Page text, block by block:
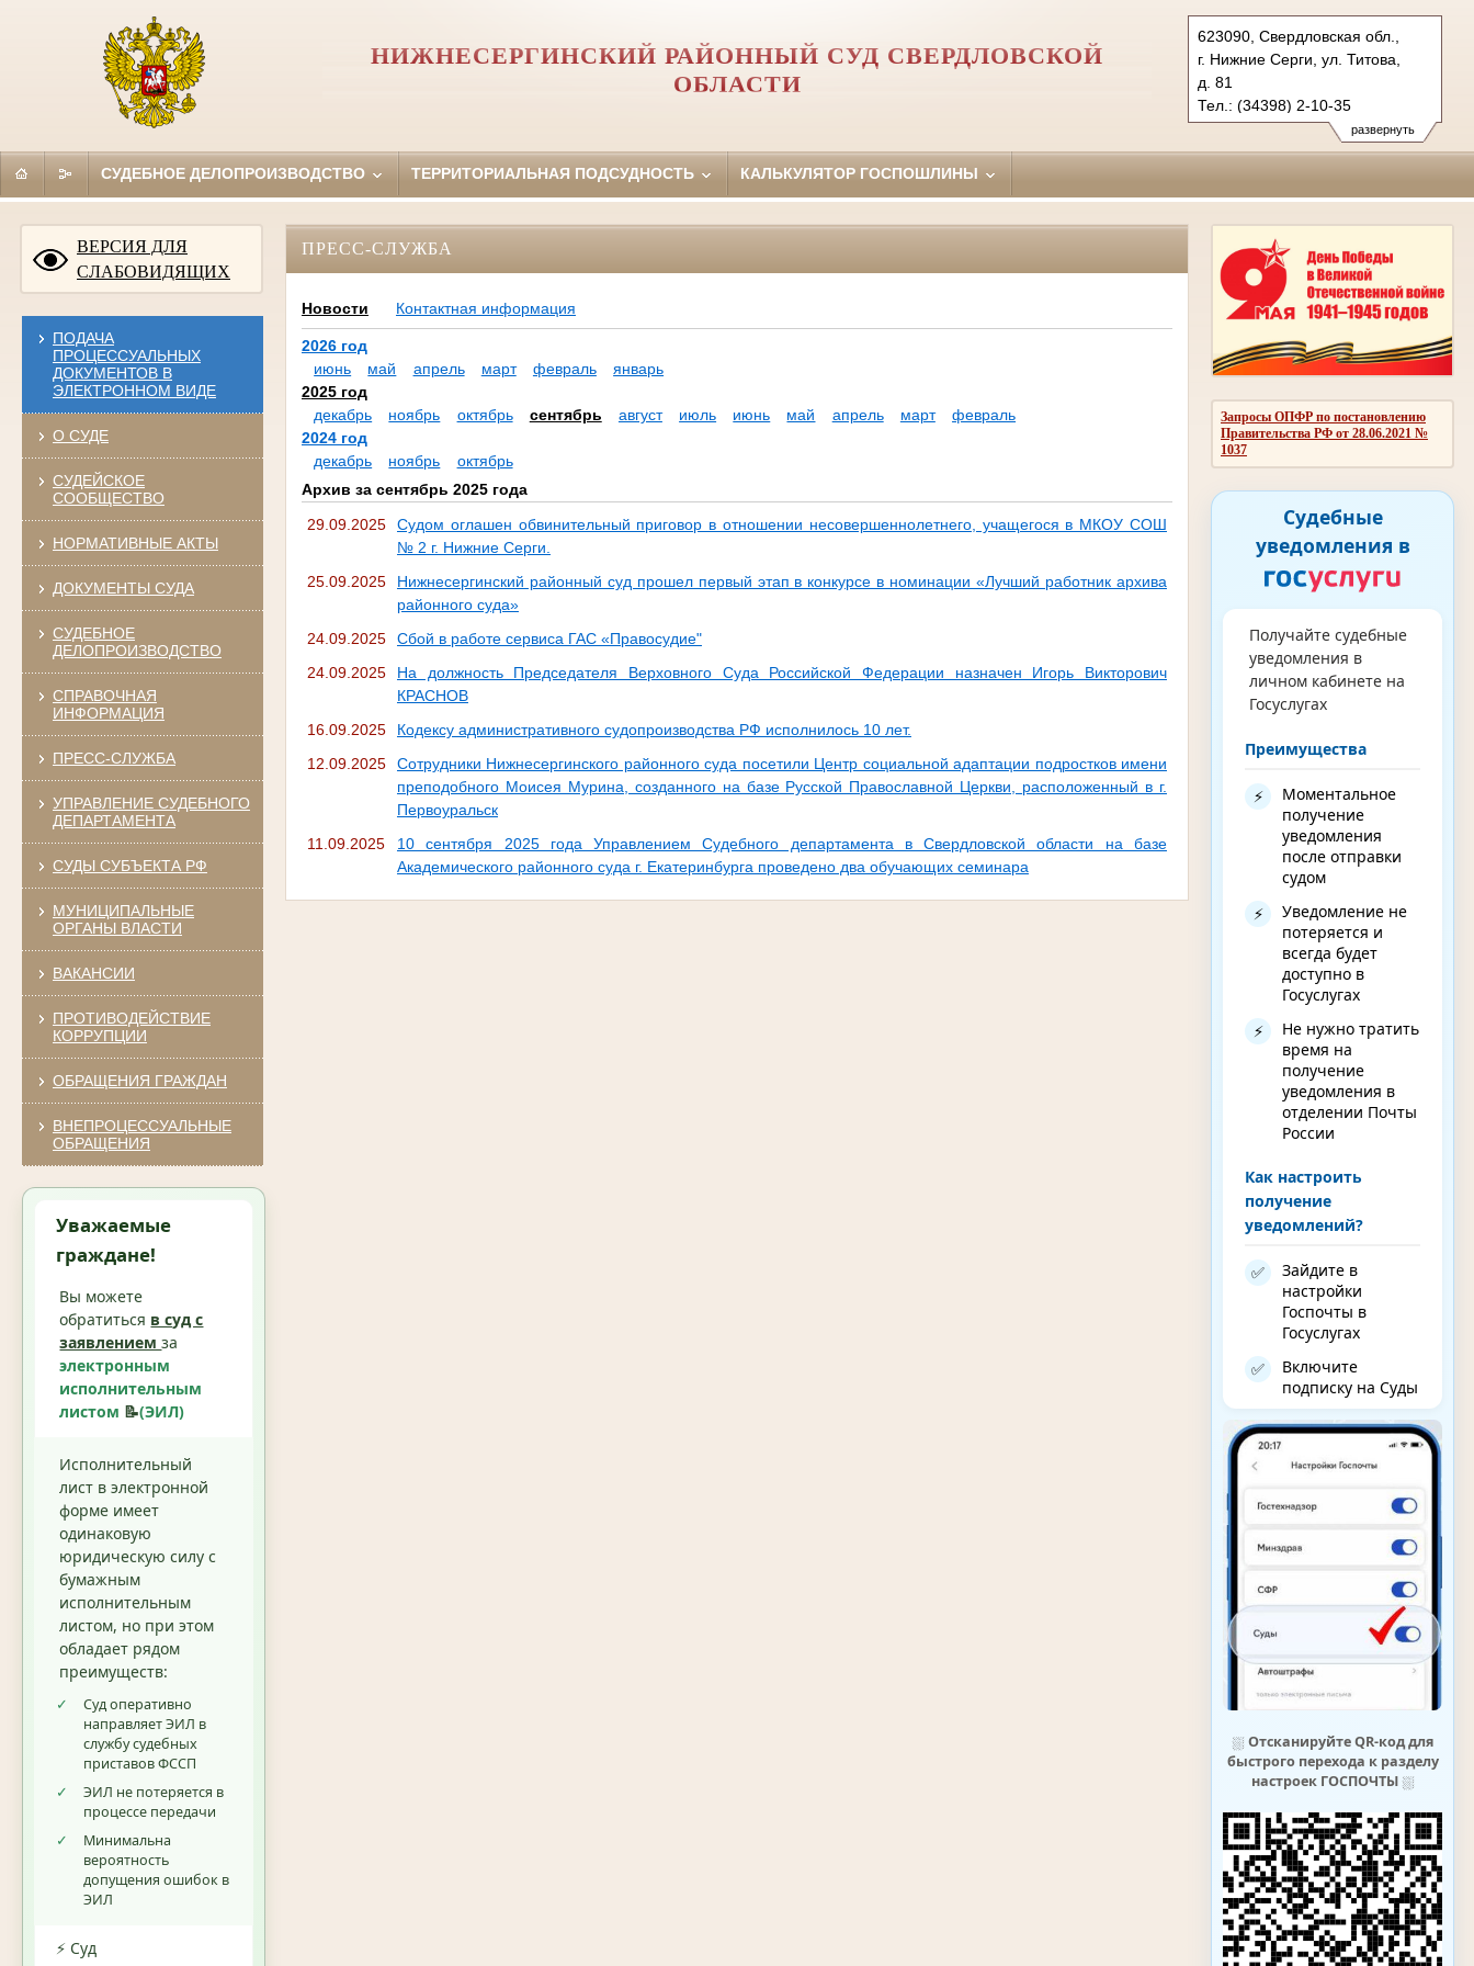
развернуть
623090, Свердловская обл.,
г. Нижние Серги, ул. Титова,
д. 81
Тел.: (34398) 2-10-35
nizhneserginsky.svd@sudrf.ru
НИЖНЕСЕРГИНСКИЙ РАЙОННЫЙ СУД СВЕРДЛОВСКОЙ
ОБЛАСТИ
СУДЕБНОЕ ДЕЛОПРОИЗВОДСТВО ТЕРРИТОРИАЛЬНАЯ ПОДСУДНОСТЬ КАЛЬКУЛЯТОР ГОСПОШЛИНЫ
ВЕРСИЯ ДЛЯ
СЛАБОВИДЯЩИХ
ПОДАЧА
ПРОЦЕССУАЛЬНЫХ
ДОКУМЕНТОВ В
ЭЛЕКТРОННОМ ВИДЕ
О СУДЕ
СУДЕЙСКОЕ
СООБЩЕСТВО
НОРМАТИВНЫЕ АКТЫ
ДОКУМЕНТЫ СУДА
СУДЕБНОЕ
ДЕЛОПРОИЗВОДСТВО
СПРАВОЧНАЯ
ИНФОРМАЦИЯ
ПРЕСС-СЛУЖБА
УПРАВЛЕНИЕ СУДЕБНОГО
ДЕПАРТАМЕНТА
СУДЫ СУБЪЕКТА РФ
МУНИЦИПАЛЬНЫЕ
ОРГАНЫ ВЛАСТИ
ВАКАНСИИ
ПРОТИВОДЕЙСТВИЕ
КОРРУПЦИИ
ОБРАЩЕНИЯ ГРАЖДАН
ВНЕПРОЦЕССУАЛЬНЫЕ
ОБРАЩЕНИЯ
Уважаемые
граждане!
Вы можете
обратиться в суд с
заявлениемза
электронным
исполнительным
листом 📝(ЭИЛ)
Исполнительный
лист в электронной
форме имеет
одинаковую
юридическую силу с
бумажным
исполнительным
листом, но при этом
обладает рядом
преимуществ:
✓
Суд оперативно
направляет ЭИЛ в
службу судебных
приставов ФССП
✓
ЭИЛ не потеряется в
процессе передачи
✓
Минимальна
вероятность
допущения ошибок в
ЭИЛ
⚡ Суд
Запросы ОПФР по постановлению
Правительства РФ от 28.06.2021 №
1037
Судебные
уведомления в
Получайте судебные
уведомления в
личном кабинете на
Госуслугах
Преимущества
⚡
Моментальное
получение
уведомления
после отправки
судом
⚡
Уведомление не
потеряется и
всегда будет
доступно в
Госуслугах
⚡
Не нужно тратить
время на
получение
уведомления в
отделении Почты
России
Как настроить
получение
уведомлений?
✅
Зайдите в
настройки
Госпочты в
Госуслугах
✅
Включите
подписку на Суды
⛆ Отсканируйте QR-код для
быстрого перехода к разделу
настроек ГОСПОЧТЫ⛆
ПРЕСС-СЛУЖБА
Новости Контактная информация
2026 год
июнь
май апрель март февраль
январь
2025 год
декабрь
ноябрь октябрь сентябрь август июль июнь май апрель март
февраль
2024 год
декабрь
ноябрь
октябрь
Архив за сентябрь 2025 года
29.09.2025
Судом оглашен обвинительный приговор в отношении несовершеннолетнего, учащегося в МКОУ СОШ
№ 2 г. Нижние Серги.
25.09.2025
Нижнесергинский районный суд прошел первый этап в конкурсе в номинации «Лучший работник архива
районного суда»
24.09.2025
Сбой в работе сервиса ГАС «Правосудие"
24.09.2025
На должность Председателя Верховного Суда Российской Федерации назначен Игорь Викторович
КРАСНОВ
16.09.2025
Кодексу административного судопроизводства РФ исполнилось 10 лет.
12.09.2025
Сотрудники Нижнесергинского районного суда посетили Центр социальной адаптации подростков имени
преподобного Моисея Мурина, созданного на базе Русской Православной Церкви, расположенный в г.
Первоуральск
11.09.2025
10 сентября 2025 года Управлением Судебного департамента в Свердловской области на базе
Академического районного суда г. Екатеринбурга проведено два обучающих семинара